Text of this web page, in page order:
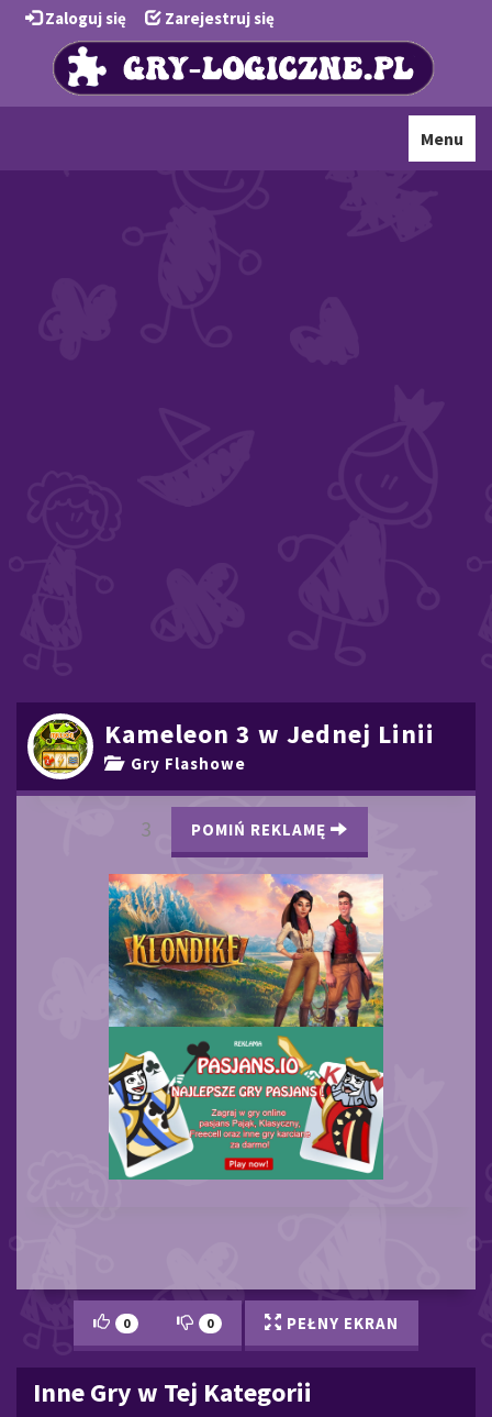
Zaloguj się Zarejestruj się
Toggle
Menu
Kameleon 3 w Jednej Linii
Gry Flashowe
2 POMIŃ REKLAMĘ
0 0 PEŁNY EKRAN
Inne Gry w Tej Kategorii